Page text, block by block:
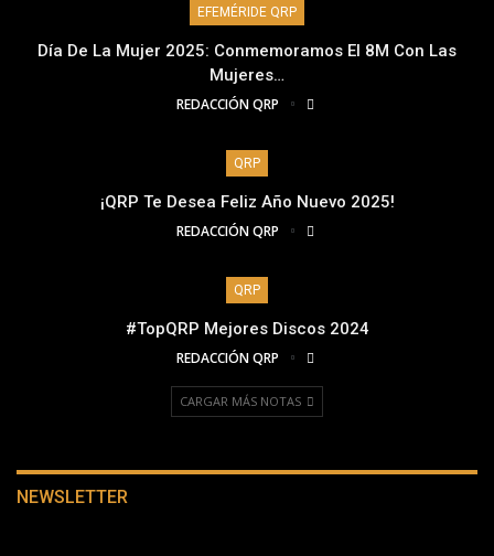
EFEMÉRIDE QRP
Día De La Mujer 2025: Conmemoramos El 8M Con Las
Mujeres…
REDACCIÓN QRP
QRP
¡QRP Te Desea Feliz Año Nuevo 2025!
REDACCIÓN QRP
QRP
#TopQRP Mejores Discos 2024
REDACCIÓN QRP
CARGAR MÁS NOTAS
NEWSLETTER